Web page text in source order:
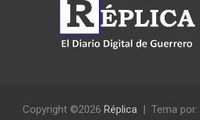
Copyright ©2026 Réplica Tema por: